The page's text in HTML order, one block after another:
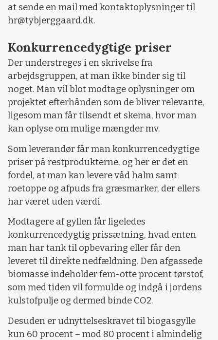
at sende en mail med kontaktoplysninger til
hr@tybjerggaard.dk.
Konkurrencedygtige priser
Der understreges i en skrivelse fra
arbejdsgruppen, at man ikke binder sig til
noget. Man vil blot modtage oplysninger om
projektet efterhånden som de bliver relevante,
ligesom man får tilsendt et skema, hvor man
kan oplyse om mulige mængder mv.
Som leverandør får man konkurrencedygtige
priser på restprodukterne, og her er det en
fordel, at man kan levere våd halm samt
roetoppe og afpuds fra græsmarker, der ellers
har været uden værdi.
Modtagere af gyllen får ligeledes
konkurrencedygtig prissætning, hvad enten
man har tank til opbevaring eller får den
leveret til direkte nedfældning. Den afgassede
biomasse indeholder fem-otte procent tørstof,
som med tiden vil formulde og indgå i jordens
kulstofpulje og dermed binde CO2.
Desuden er udnyttelseskravet til biogasgylle
kun 60 procent – mod 80 procent i almindelig